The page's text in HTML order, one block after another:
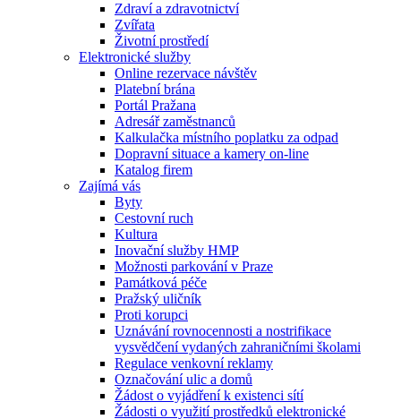
Zdraví a zdravotnictví
Zvířata
Životní prostředí
Elektronické služby
Online rezervace návštěv
Platební brána
Portál Pražana
Adresář zaměstnanců
Kalkulačka místního poplatku za odpad
Dopravní situace a kamery on-line
Katalog firem
Zajímá vás
Byty
Cestovní ruch
Kultura
Inovační služby HMP
Možnosti parkování v Praze
Památková péče
Pražský uličník
Proti korupci
Uznávání rovnocennosti a nostrifikace
vysvědčení vydaných zahraničními školami
Regulace venkovní reklamy
Označování ulic a domů
Žádost o vyjádření k existenci sítí
Žádosti o využití prostředků elektronické